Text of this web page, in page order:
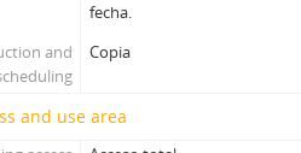
fecha.
and
Copia
and use area